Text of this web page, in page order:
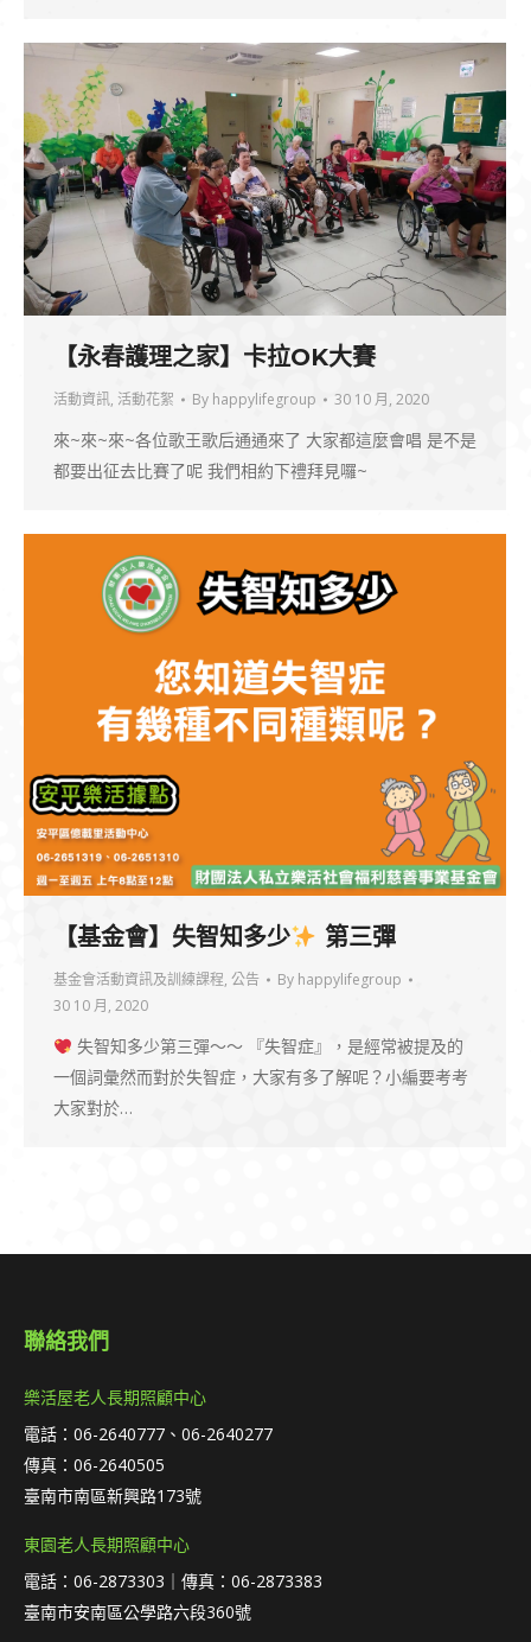
【永春護理之家】卡拉OK大賽
活動資訊, 活動花絮 By happylifegroup 30 10 月, 2020
來~來~來~各位歌王歌后通通來了 大家都這麼會唱 是不是
都要出征去比賽了呢 我們相約下禮拜見囉~
【基金會】失智知多少 第三彈
基金會活動資訊及訓練課程, 公告 By happylifegroup
30 10 月, 2020
失智知多少第三彈～～ 『失智症』，是經常被提及的
一個詞彙然而對於失智症，大家有多了解呢？小編要考考
大家對於…
聯絡我們
樂活屋老人長期照顧中心
電話：06-2640777、06-2640277
傳真：06-2640505
臺南市南區新興路173號
東園老人長期照顧中心
電話：06-2873303｜傳真：06-2873383
臺南市安南區公學路六段360號